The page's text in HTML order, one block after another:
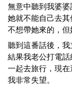
無意中聽到我婆
她就不能自己去
不想帶她來的，但
聽到這番話後，我
結果我老公打電
一起去旅行，現
我非常失望。